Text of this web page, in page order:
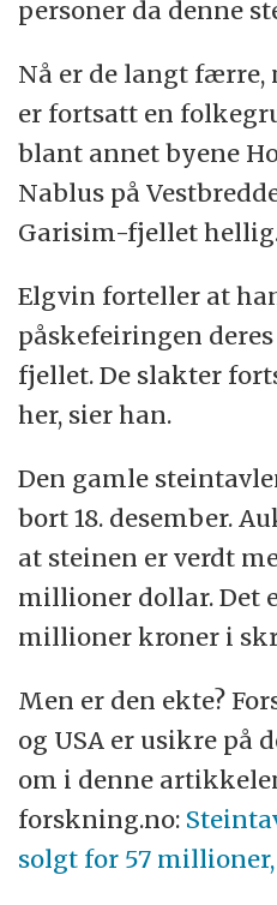
personer da denne
Nå er de langt færre,
er fortsatt en
blant annet byene
Nablus på
Garisim-fjellet
Elgvin forteller at
påskefeiringen
fjellet. De slakter
her, sier han.
Den gamle
bort 18. desember.
at steinen er verdt
millioner dollar. Det
millioner kroner i
Men er den ekte?
og USA er usikre på
om i denne
forskning.no:
solgt for 57